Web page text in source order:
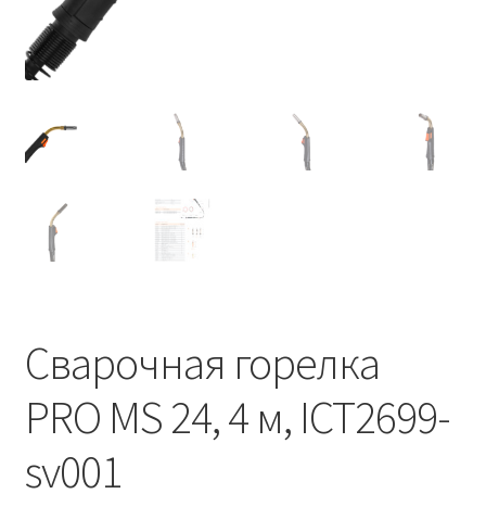
Сварочная горелка
PRO MS 24, 4 м, ICT2699-
sv001